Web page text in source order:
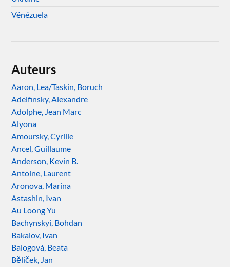
Vénézuela
Auteurs
Aaron, Lea/Taskin, Boruch
Adelfinsky, Alexandre
Adolphe, Jean Marc
Alyona
Amoursky, Cyrille
Ancel, Guillaume
Anderson, Kevin B.
Antoine, Laurent
Aronova, Marina
Astashin, Ivan
Au Loong Yu
Bachynskyi, Bohdan
Bakalov, Ivan
Balogová, Beata
Bělíček, Jan